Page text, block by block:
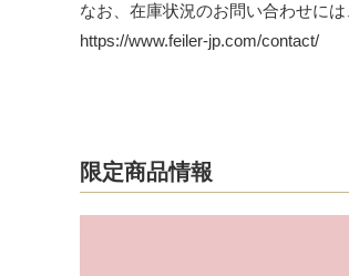
なお、在庫状況のお問い合わせに
https://www.feiler-jp.com/contact/
限定商品情報